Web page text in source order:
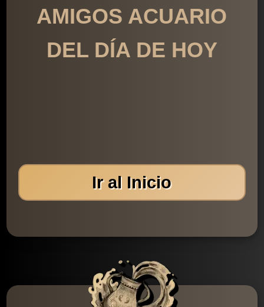
AMIGOS ACUARIO
DEL DÍA DE HOY
Ir al Inicio